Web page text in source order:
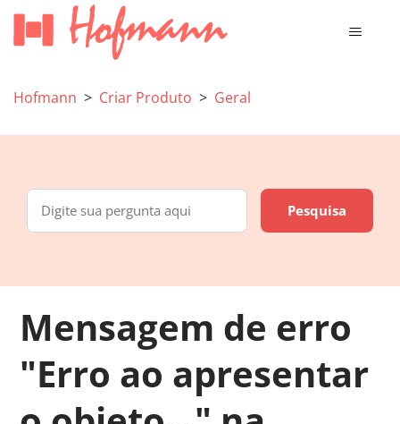
Hofmann Criar Produto Geral
Mensagem de erro
"Erro ao apresentar